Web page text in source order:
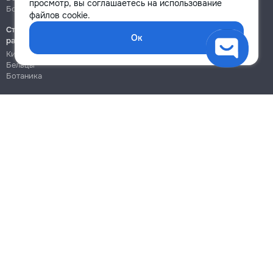
просмотр, вы соглашаетесь на использование
файлов cookie.
Ок
Ботаника
Ботаника
Строительно-монтажные
работы
Кишинёв
Бельцы
Ботаника